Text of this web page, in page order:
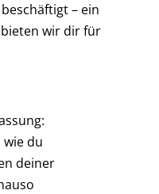
– ein
wir dir für
du
deiner